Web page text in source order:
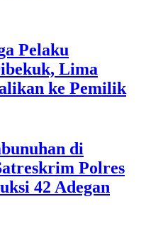
Pelaku
Lima
ke Pemilik
di
Polres
42 Adegan